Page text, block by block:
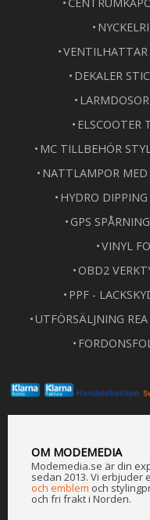
DEKALER
ELSCOOTER
MC TILLBEHÖR
NATTLAMPOR
HYDRO
GPS
VINYL
OBD2
PPF -
UTFÖRSÄLJNING REA
OM MODEMEDIA
Modemedia.se är din
sedan 2013. Vi erbjuder
och emblem och
och fri frakt i Norden.